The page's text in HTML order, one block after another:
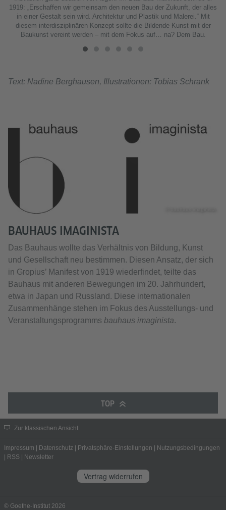
1919: „Erschaffen wir gemeinsam den neuen Bau der Zukunft, der alles
in einer Gestalt sein wird. Architektur und Plastik und Malerei.“ Mit
diesem interdisziplinären Konzept sollte die Bildende Kunst mit der
Baukunst vereint werden – mit dem Fokus auf… na? Dem Bau.
Text: Nadine Berghausen, Illustrationen: Tobias Schrank
BAUHAUS IMAGINISTA
Das Bauhaus wollte das Verhältnis von Bildung, Kunst
und Gesellschaft neu bestimmen. Diesen Ansatz, der sich
in Gropius’ Manifest von 1919 wiederfindet, teilte das
Bauhaus mit anderen Bewegungen im 20. Jahrhundert,
etwa in Japan und Russland. Diese internationalen
Zusammenhänge stehen im Fokus des Ausstellungs- und
Veranstaltungsprogramms bauhaus imaginista.
TOP
Zur klassischen Ansicht
Impressum | Datenschutz | Privatsphäre-Einstellungen | Nutzungsbedingungen
| RSS | Newsletter
Vertrag widerrufen
© Goethe-Institut 2026